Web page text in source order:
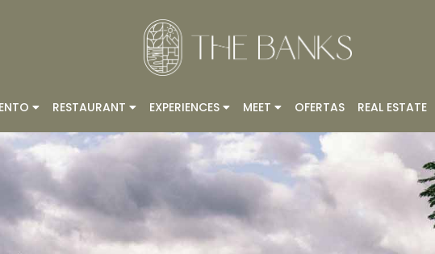
RESTAURANT EXPERIENCES MEET OFERTAS REAL ESTATE